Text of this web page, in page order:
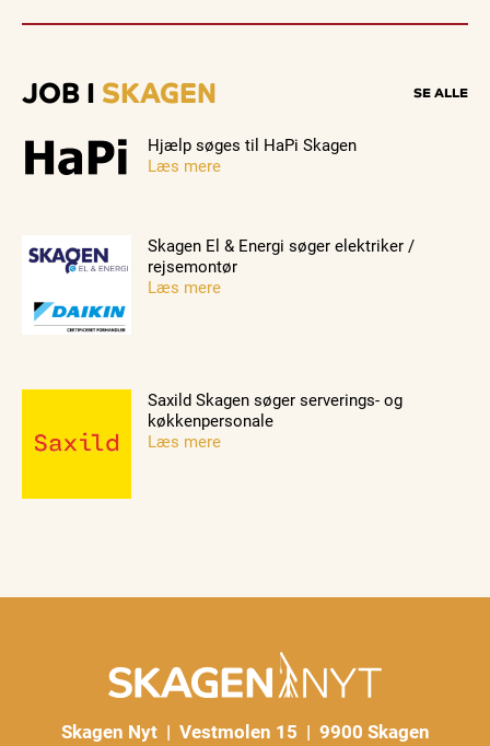
JOB I SKAGEN SE ALLE
Hjælp søges til HaPi Skagen
Læs mere
Skagen El & Energi søger elektriker /
rejsemontør
Læs mere
Saxild Skagen søger serverings- og
køkkenpersonale
Læs mere
Skagen Nyt | Vestmolen 15 | 9900 Skagen